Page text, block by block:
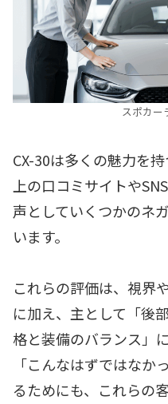
スポカー
CX-30は多くの魅力を
上の口コミサイトや
声としていくつかのネ
います。
これらの評価は、視界
に加え、主として「後
格と装備のバランス」
「こんなはずではなか
るためにも、これらの